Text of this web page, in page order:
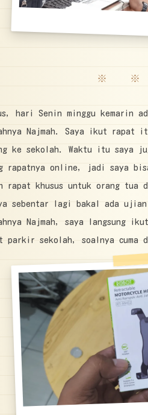
※
hari Senin minggu kemarin
Najmah. Saya ikut rapat
ke sekolah. Waktu itu saya
rapatnya online, jadi saya
rapat khusus untuk orang tua
sebentar lagi bakal ada
Najmah, saya langsung
parkir sekolah, soalnya